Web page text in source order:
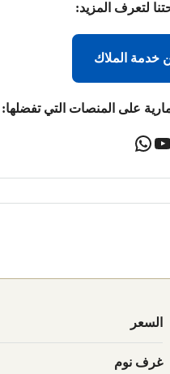
لتعرف المزيد:
خدمة الملاك
على المنصات التي تفضلها:
السعر
غرف نوم